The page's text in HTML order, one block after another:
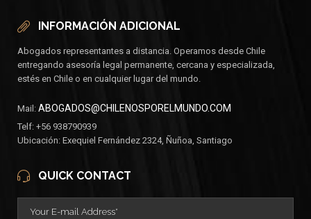
INFORMACIÓN ADICIONAL
Abogados representantes a distancia. Operamos desde Chile
entregando asesoría legal permanente, cercana y especializada,
estés en Chile o en cualquier lugar del mundo.
Mail: ABOGADOS@CHILENOSPORELMUNDO.COM
Telf: +56 938790939
Ubicación: Exequiel Fernández 2324, Ñuñoa, Santiago
QUICK CONTACT